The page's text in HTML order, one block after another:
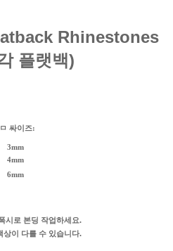
Rhinestones
플랫백)
ㅁ 싸이즈:
3mm
4mm
6mm
시로 본딩 작업하세요.
상이 다를 수 있습니다.